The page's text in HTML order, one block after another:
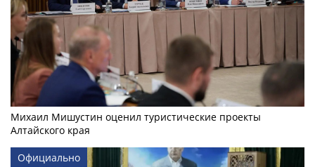
Михаил Мишустин оценил туристические проекты
Алтайского края
Официально